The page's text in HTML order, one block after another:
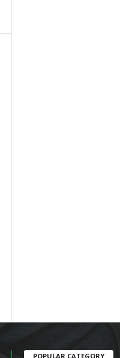
POPULAR CATEGORY